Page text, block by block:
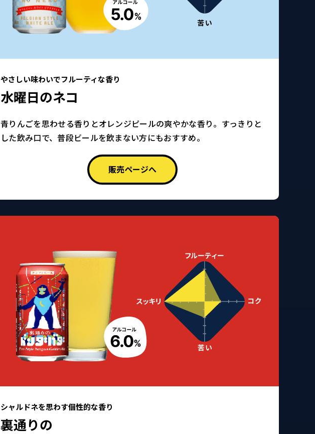
やさしい味わいでフルーティな香り
水曜日のネコ
青りんごを思わせる香りとオレンジピールの爽やかな香り。すっきりと
した飲み口で、普段ビールを飲まない方にもおすすめ。
販売ページへ
シャルドネを思わす個性的な香り
裏通りの